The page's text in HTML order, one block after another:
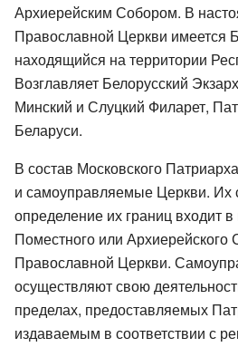
Архиерейским Собором. В
Православной Церкви имеется
находящийся на территории
Возглавляет Белорусский
Минский и Слуцкий Филарет,
Беларуси.
В состав Московского
и самоуправляемые Церкви. Их
определение их границ входит
Поместного или Архиерейского
Православной Церкви.
осуществляют свою
пределах, предоставляемых
издаваемым в соответствии с